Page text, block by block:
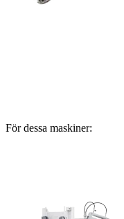
För dessa maskiner: